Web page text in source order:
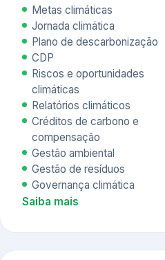
Metas climáticas
Jornada climática
Plano de descarbonização
CDP
Riscos e oportunidades
climáticas
Relatórios climáticos
Créditos de carbono e
compensação
Gestão ambiental
Gestão de resíduos
Governança climática
Saiba mais